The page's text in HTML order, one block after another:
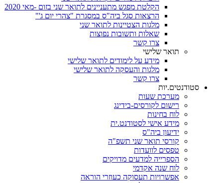
הקלטת מפגש מתעניינים לתואר שני בזום -מאי 2020
הרצאות סגל ביה"ס במסגרת "צהרי יום ג'"
מלגות הצטיינות לתואר שני
שאלות ותשובות נפוצות
צרו קשר
תואר שלישי
מידע על לימודים לתואר שלישי
מלגות והעסקה לתואר שלישי
צרו קשר
סטודנטים.יות
מערכת שעות
רישום לקורסים-בידינג
לוח בחינות
מידע אישי לסטודנט.ית
ידיעון ביה"ס
קורסי תואר שני תשפ"ה
טפסים לוועדות
הספרייה למדעים מדויקים
לוח שנה אקדמי
אפשרויות תעסוקה כעוזרי הוראה